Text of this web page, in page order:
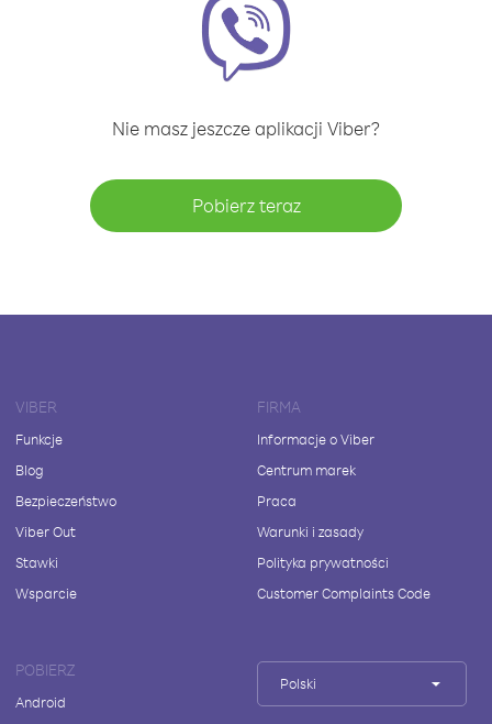
Nie masz jeszcze aplikacji Viber?
Pobierz teraz
VIBER
Funkcje
Blog
Bezpieczeństwo
Viber Out
Stawki
Wsparcie
FIRMA
Informacje o Viber
Centrum marek
Praca
Warunki i zasady
Polityka prywatności
Customer Complaints Code
POBIERZ
Android
Polski